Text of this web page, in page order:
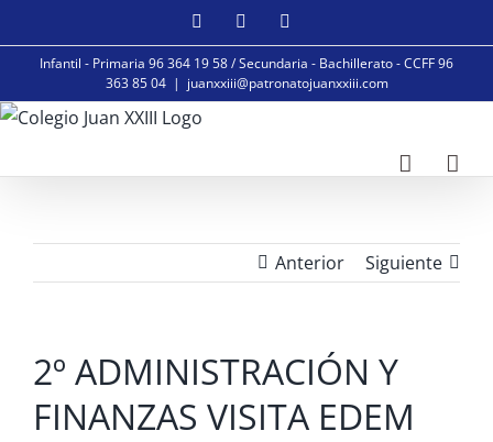
al
contenido
FacebookInstagram
Infantil - Primaria 96 364 19 58 / Secundaria - Bachillerato - CCFF 96
363 85 04 | juanxxiii@patronatojuanxxiii.com
Anterior Siguiente
2º ADMINISTRACIÓN Y
FINANZAS VISITA EDEM